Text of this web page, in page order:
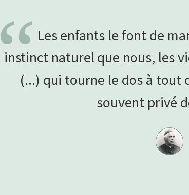
“Les enfants le font de
instinct naturel que nous, les
(...) qui tourne le dos à tout
souvent privé